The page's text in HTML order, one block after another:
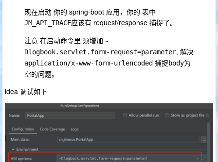
现在启动 你的 spring-boot 应用，你的 表中
JM_API_TRACE应该有 request/response 捕捉了。
注意 在启动命令里 须增加 -
Dlogbook.servlet.form-request=parameter, 解决
application/x-www-form-urlencoded 捕捉body为
空的问题。
idea 调试如下